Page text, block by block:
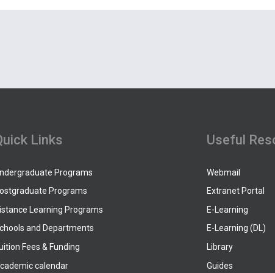
Links
Programs
Programs
Learning Programs
and Departments
Fees & Funding
calendar
Useful
Webmail
Extranet Portal
E-Learning
E-Learning (DL)
Library
Guides